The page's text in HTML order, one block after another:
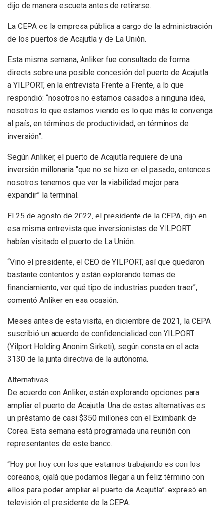
dijo de manera escueta antes de retirarse.
La CEPA es la empresa pública a cargo de la administración
de los puertos de Acajutla y de La Unión.
Esta misma semana, Anliker fue consultado de forma
directa sobre una posible concesión del puerto de Acajutla
a YILPORT, en la entrevista Frente a Frente, a lo que
respondió: “nosotros no estamos casados a ninguna idea,
nosotros lo que estamos viendo es lo que más le convenga
al país, en términos de productividad, en términos de
inversión”.
Según Anliker, el puerto de Acajutla requiere de una
inversión millonaria “que no se hizo en el pasado, entonces
nosotros tenemos que ver la viabilidad mejor para
expandir” la terminal.
El 25 de agosto de 2022, el presidente de la CEPA, dijo en
esa misma entrevista que inversionistas de YILPORT
habían visitado el puerto de La Unión.
“Vino el presidente, el CEO de YILPORT, así que quedaron
bastante contentos y están explorando temas de
financiamiento, ver qué tipo de industrias pueden traer”,
comentó Anliker en esa ocasión.
Meses antes de esta visita, en diciembre de 2021, la CEPA
suscribió un acuerdo de confidencialidad con YILPORT
(Yilport Holding Anonim Sirketi), según consta en el acta
3130 de la junta directiva de la autónoma.
Alternativas
De acuerdo con Anliker, están explorando opciones para
ampliar el puerto de Acajutla. Una de estas alternativas es
un préstamo de casi $350 millones con el Eximbank de
Corea. Esta semana está programada una reunión con
representantes de este banco.
“Hoy por hoy con los que estamos trabajando es con los
coreanos, ojalá que podamos llegar a un feliz término con
ellos para poder ampliar el puerto de Acajutla”, expresó en
televisión el presidente de la CEPA.